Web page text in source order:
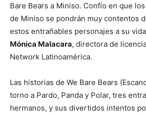
Bare Bears a Miniso. Confío en que los
de Miniso se pondrán muy contentos
estos entrañables personajes a su
Mónica Malacara, directora de
Network Latinoamérica.
Las historias de We Bare Bears
torno a Pardo, Panda y Polar, tres
hermanos, y sus divertidos intentos